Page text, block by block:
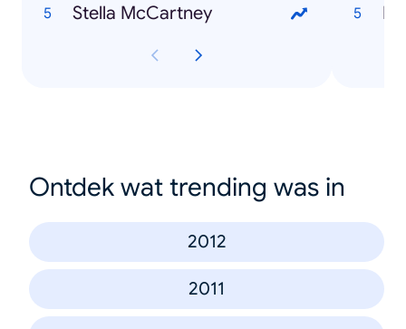
Stella McCartney
Ontdek wat trending was in
2012
2011